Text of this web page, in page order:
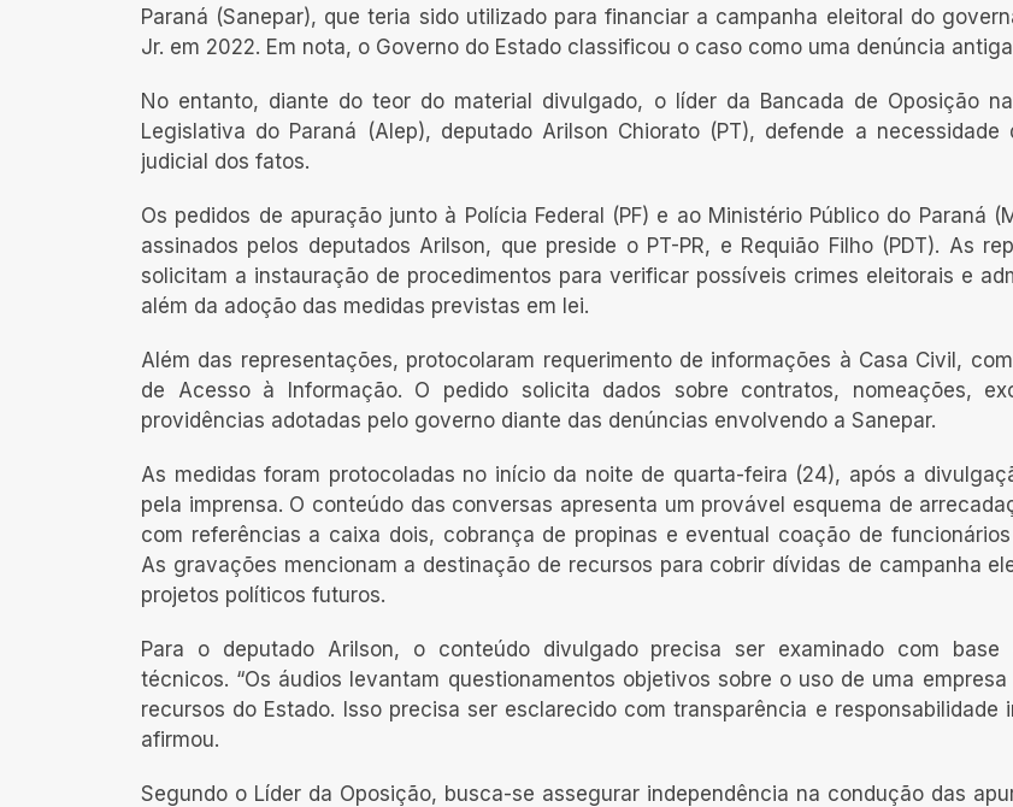
Paraná (Sanepar), que teria sido utilizado para financiar a campanha eleitoral do
Jr. em 2022. Em nota, o Governo do Estado classificou o caso como uma denúncia
No entanto, diante do teor do material divulgado, o líder da Bancada de Oposição
Legislativa do Paraná (Alep), deputado Arilson Chiorato (PT), defende a necessidade
judicial dos fatos.
Os pedidos de apuração junto à Polícia Federal (PF) e ao Ministério Público do Paraná
assinados pelos deputados Arilson, que preside o PT-PR, e Requião Filho (PDT). As
solicitam a instauração de procedimentos para verificar possíveis crimes eleitorais e
além da adoção das medidas previstas em lei.
Além das representações, protocolaram requerimento de informações à Casa Civil,
de Acesso à Informação. O pedido solicita dados sobre contratos, nomeações,
providências adotadas pelo governo diante das denúncias envolvendo a Sanepar.
As medidas foram protocoladas no início da noite de quarta-feira (24), após a
pela imprensa. O conteúdo das conversas apresenta um provável esquema de
com referências a caixa dois, cobrança de propinas e eventual coação de funcionários
As gravações mencionam a destinação de recursos para cobrir dívidas de campanha
projetos políticos futuros.
Para o deputado Arilson, o conteúdo divulgado precisa ser examinado com base
técnicos. “Os áudios levantam questionamentos objetivos sobre o uso de uma
recursos do Estado. Isso precisa ser esclarecido com transparência e responsabilidade
afirmou.
Segundo o Líder da Oposição, busca-se assegurar independência na condução das